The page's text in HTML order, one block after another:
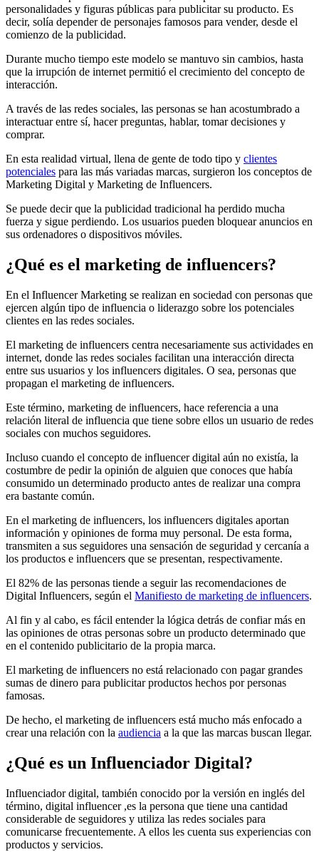
personalidades y figuras públicas para publicitar su producto. Es
decir, solía depender de personajes famosos para vender, desde el
comienzo de la publicidad.
Durante mucho tiempo este modelo se mantuvo sin cambios, hasta
que la irrupción de internet permitió el crecimiento del concepto de
interacción.
A través de las redes sociales, las personas se han acostumbrado a
interactuar entre sí, hacer preguntas, hablar, tomar decisiones y
comprar.
En esta realidad virtual, llena de gente de todo tipo y clientes
potenciales para las más variadas marcas, surgieron los conceptos de
Marketing Digital y Marketing de Influencers.
Se puede decir que la publicidad tradicional ha perdido mucha
fuerza y ​​sigue perdiendo. Los usuarios pueden bloquear anuncios en
sus ordenadores o dispositivos móviles.
¿Qué es el marketing de influencers?
En el Influencer Marketing se realizan en sociedad con personas que
ejercen algún tipo de influencia o liderazgo sobre los potenciales
clientes en las redes sociales.
El marketing de influencers centra necesariamente sus actividades en
internet, donde las redes sociales facilitan una interacción directa
entre sus usuarios y los influencers digitales. O sea, personas que
propagan el marketing de influencers.
Este término, marketing de influencers, hace referencia a una
relación literal de influencia que tiene sobre ellos un usuario de redes
sociales con muchos seguidores.
Incluso cuando el concepto de influencer digital aún no existía, la
costumbre de pedir la opinión de alguien que conoces que había
consumido un determinado producto antes de realizar una compra
era bastante común.
En el marketing de influencers, los influencers digitales aportan
información y opiniones de forma muy personal. De esta forma,
transmiten a sus seguidores una sensación de seguridad y cercanía a
los productos e influencers que se presentan, respectivamente.
El 82% de las personas tiende a seguir las recomendaciones de
Digital Influencers, según el Manifiesto de marketing de influencers.
Al fin y al cabo, es fácil entender la lógica detrás de confiar más en
las opiniones de otras personas sobre un producto determinado que
en el contenido publicitario de la propia marca.
El marketing de influencers no está relacionado con pagar grandes
sumas de dinero para publicitar productos hechos por personas
famosas.
De hecho, el marketing de influencers está mucho más enfocado a
crear una relación con la audiencia a la que las marcas buscan llegar.
¿Qué es un Influenciador Digital?
Influenciador digital, también conocido por la versión en inglés del
término, digital influencer ,es la persona que tiene una cantidad
considerable de seguidores y utiliza las redes sociales para
comunicarse frecuentemente. A ellos les cuenta sus experiencias con
productos y servicios.